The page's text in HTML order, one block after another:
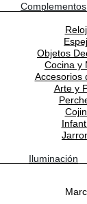
Complementos
Objetos
Cocina y
Accesorios
Arte y
Iluminación
Tropical